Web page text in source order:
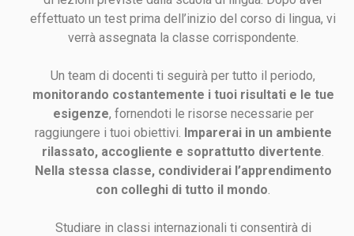
effettuato un test prima dell’inizio del corso di lingua, vi
verrà assegnata la classe corrispondente.
Un team di docenti ti seguirà per tutto il periodo,
monitorando costantemente i tuoi risultati e le tue
esigenze, fornendoti le risorse necessarie per
raggiungere i tuoi obiettivi. Imparerai in un ambiente
rilassato, accogliente e soprattutto divertente.
Nella stessa classe, condividerai l’apprendimento
con colleghi di tutto il mondo.
Studiare in classi internazionali ti consentirà di